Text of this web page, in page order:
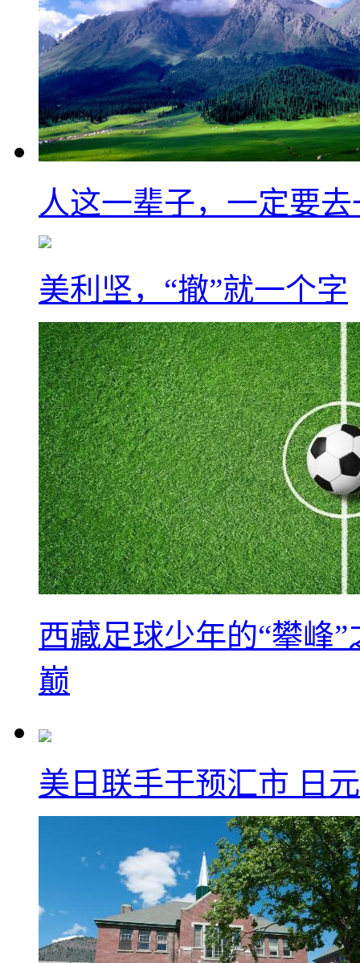
人这一辈子，一定要
美利坚，“撤”就一个字
西藏足球少年的“攀峰
巅
美日联手干预汇市 日